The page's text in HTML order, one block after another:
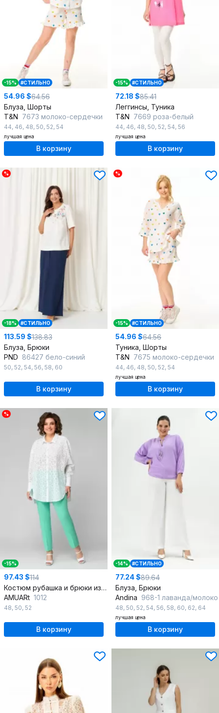
-15% #СТИЛЬНО
54.96 $64.56
Блуза, Шорты
T&N 7673 молоко-сердечки
44, 46, 48, 50, 52, 54
лучшая цена
В корзину
-15% #СТИЛЬНО
72.18 $85.41
Леггинсы, Туника
T&N 7669 роза-белый
44, 46, 48, 50, 52, 54, 56
лучшая цена
В корзину
%
-18% #СТИЛЬНО
113.59 $138.83
Блуза, Брюки
PND 86427 бело-синий
50, 52, 54, 56, 58, 60
В корзину
%
-15% #СТИЛЬНО
54.96 $64.56
Туника, Шорты
T&N 7675 молоко-сердечки
44, 46, 48, 50, 52, 54
лучшая цена
В корзину
%
-15%
97.43 $114
Костюм рубашка и брюки из хлопка для повседневной носки
AMUARt 1012
48, 50, 52
В корзину
-14% #СТИЛЬНО
77.24 $89.64
Блуза, Брюки
Andina 968-1 лаванда/молоко
48, 50, 52, 54, 56, 58, 60, 62, 64
лучшая цена
В корзину